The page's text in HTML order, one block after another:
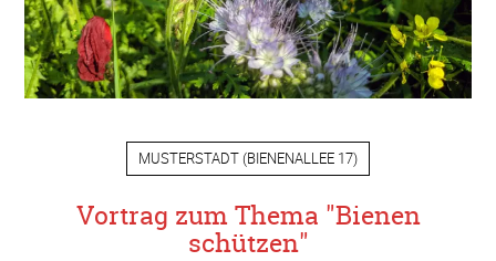
MUSTERSTADT (BIENENALLEE 17)
Vortrag zum Thema "Bienen
schützen"